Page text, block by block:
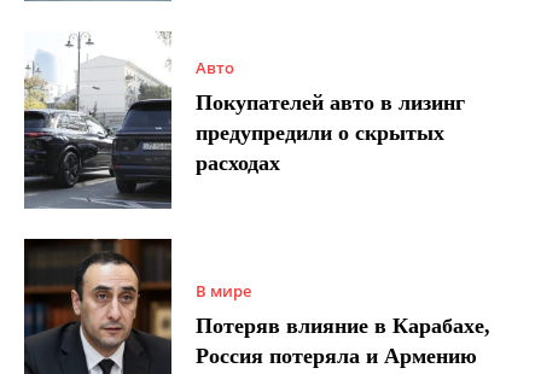
Авто
Покупателей авто в лизинг
предупредили о скрытых
расходах
В мире
Потеряв влияние в Карабахе,
Россия потеряла и Армению